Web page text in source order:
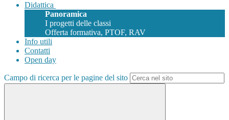
Didattica
Panoramica
I progetti delle classi
Offerta formativa, PTOF, RAV
Info utili
Contatti
Open day
Campo di ricerca per le pagine del sito